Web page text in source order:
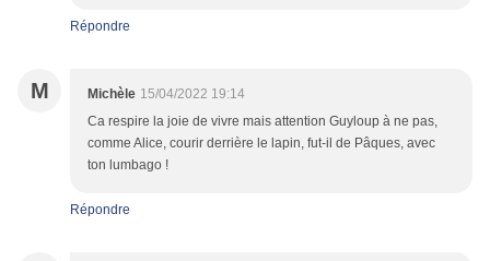
Répondre
M Michèle 15/04/2022 19:14
Ca respire la joie de vivre mais attention Guyloup à ne pas,
comme Alice, courir derrière le lapin, fut-il de Pâques, avec
ton lumbago !
Répondre